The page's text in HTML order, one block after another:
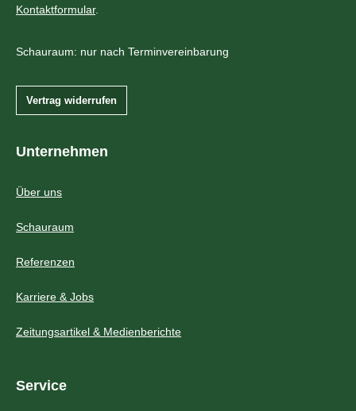
Kontaktformular.
Schauraum: nur nach Terminvereinbarung
Vertrag widerrufen
Unternehmen
Über uns
Schauraum
Referenzen
Karriere & Jobs
Zeitungsartikel & Medienberichte
Service